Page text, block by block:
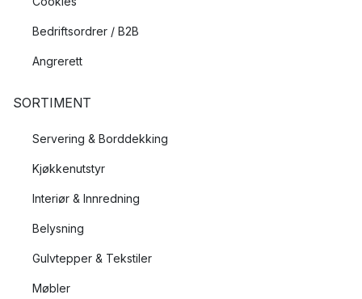
Bedriftsordrer / B2B
Angrerett
SORTIMENT
Servering & Borddekking
Kjøkkenutstyr
Interiør & Innredning
Belysning
Gulvtepper & Tekstiler
Møbler